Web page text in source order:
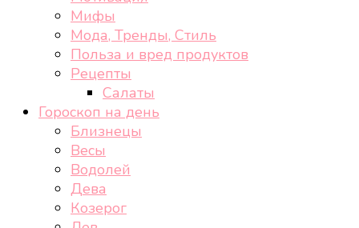
Мифы
Мода, Тренды, Стиль
Польза и вред продуктов
Рецепты
Салаты
Гороскоп на день
Близнецы
Весы
Водолей
Дева
Козерог